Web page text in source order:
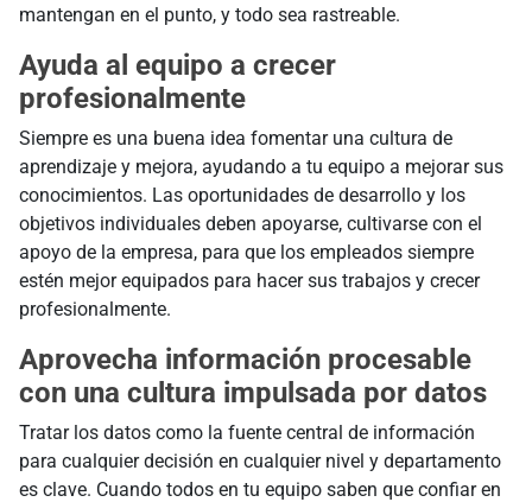
mantengan en el punto, y todo sea rastreable.
Ayuda al equipo a crecer
profesionalmente
Siempre es una buena idea fomentar una cultura de
aprendizaje y mejora, ayudando a tu equipo a mejorar sus
conocimientos. Las oportunidades de desarrollo y los
objetivos individuales deben apoyarse, cultivarse con el
apoyo de la empresa, para que los empleados siempre
estén mejor equipados para hacer sus trabajos y crecer
profesionalmente.
Aprovecha información procesable
con una cultura impulsada por datos
Tratar los datos como la fuente central de información
para cualquier decisión en cualquier nivel y departamento
es clave. Cuando todos en tu equipo saben que confiar en